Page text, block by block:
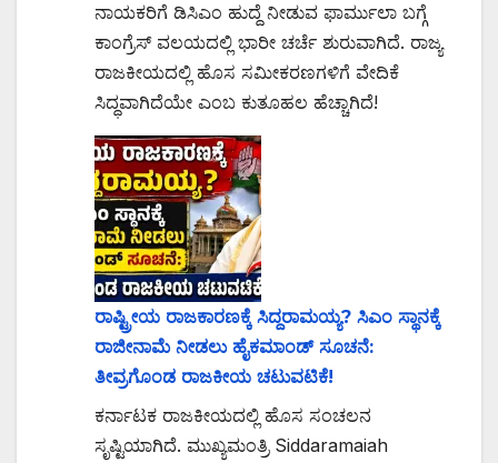
ನಾಯಕರಿಗೆ ಡಿಸಿಎಂ ಹುದ್ದೆ ನೀಡುವ ಫಾರ್ಮುಲಾ ಬಗ್ಗೆ
ಕಾಂಗ್ರೆಸ್ ವಲಯದಲ್ಲಿ ಭಾರೀ ಚರ್ಚೆ ಶುರುವಾಗಿದೆ. ರಾಜ್ಯ
ರಾಜಕೀಯದಲ್ಲಿ ಹೊಸ ಸಮೀಕರಣಗಳಿಗೆ ವೇದಿಕೆ
ಸಿದ್ಧವಾಗಿದೆಯೇ ಎಂಬ ಕುತೂಹಲ ಹೆಚ್ಚಾಗಿದೆ!
ರಾಷ್ಟ್ರೀಯ ರಾಜಕಾರಣಕ್ಕೆ ಸಿದ್ದರಾಮಯ್ಯ? ಸಿಎಂ ಸ್ಥಾನಕ್ಕೆ
ರಾಜೀನಾಮೆ ನೀಡಲು ಹೈಕಮಾಂಡ್ ಸೂಚನೆ:
ತೀವ್ರಗೊಂಡ ರಾಜಕೀಯ ಚಟುವಟಿಕೆ!
ಕರ್ನಾಟಕ ರಾಜಕೀಯದಲ್ಲಿ ಹೊಸ ಸಂಚಲನ
ಸೃಷ್ಟಿಯಾಗಿದೆ. ಮುಖ್ಯಮಂತ್ರಿ Siddaramaiah